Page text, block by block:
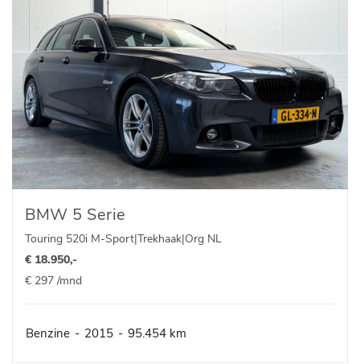
BMW 5 Serie
Touring 520i M-Sport|Trekhaak|Org NL
€ 18.950,-
€ 297 /mnd
Benzine - 2015 - 95.454 km